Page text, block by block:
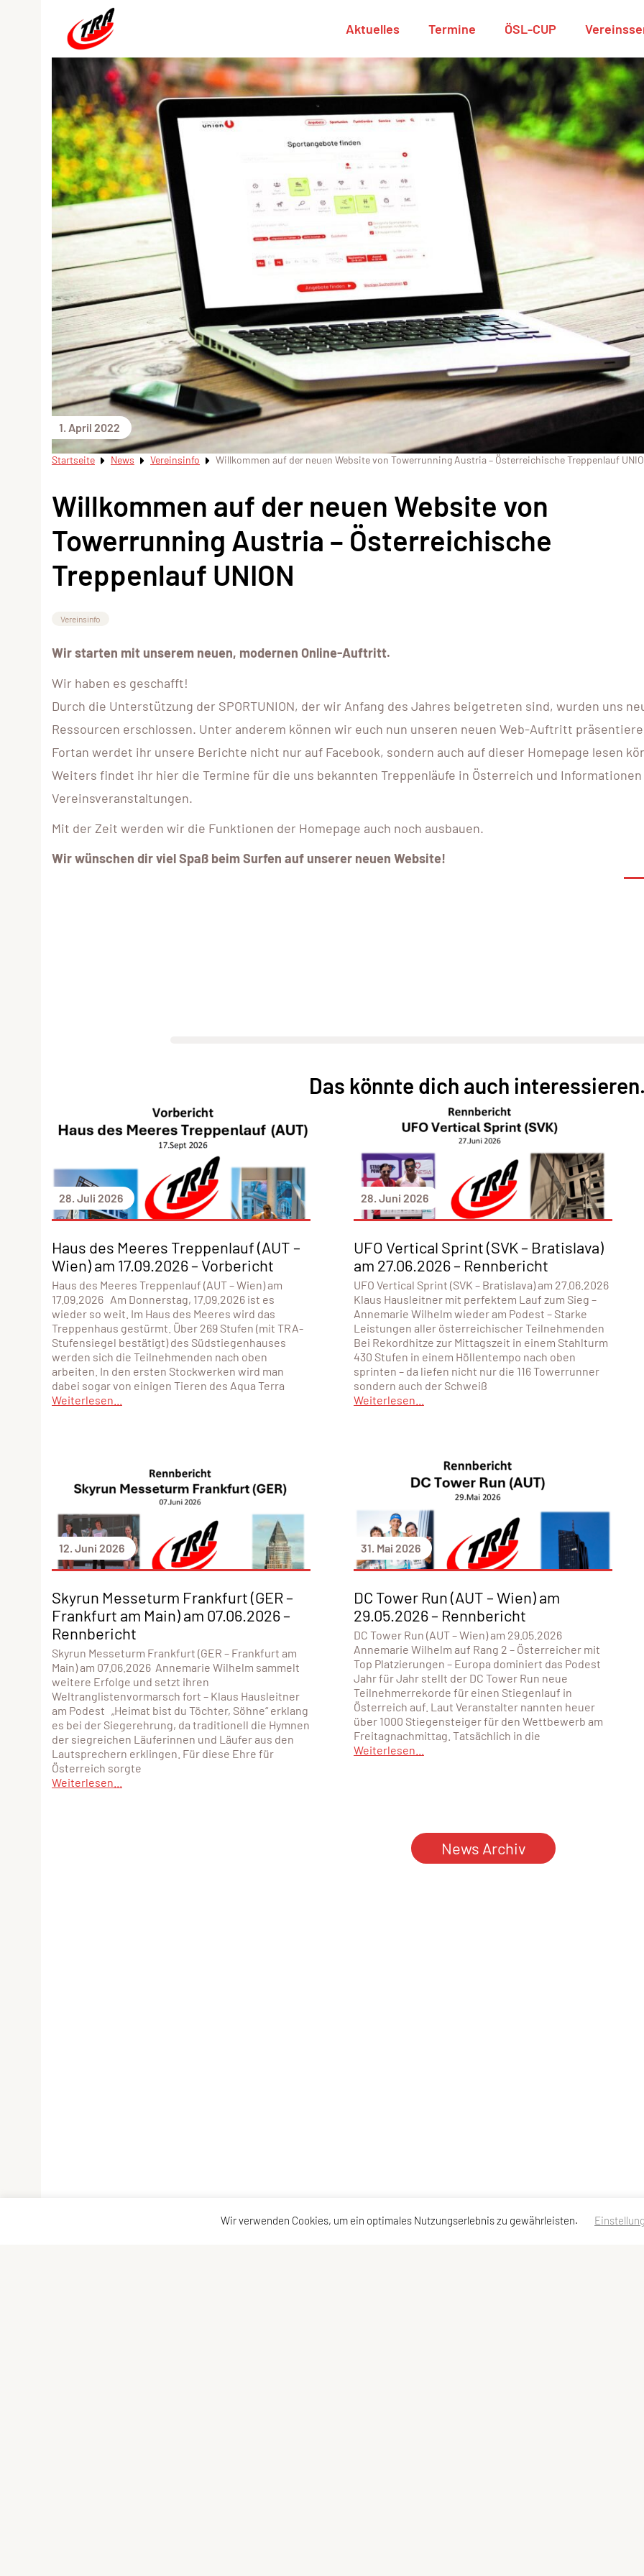
Aktuelles Termine ÖSL-CUP
1. April 2022
Startseite News Vereinsinfo Willkommen auf der neuen Website von Towerrunning Austria – Österreichische Treppenlauf
Willkommen auf der neuen Website von
Towerrunning Austria – Österreichische
Treppenlauf UNION
Vereinsinfo
Wir starten mit unserem neuen, modernen Online-Auftritt.
Wir haben es geschafft!
Durch die Unterstützung der SPORTUNION, der wir Anfang des Jahres beigetreten sind, wurden uns
Ressourcen erschlossen. Unter anderem können wir euch nun unseren neuen Web-Auftritt
Fortan werdet ihr unsere Berichte nicht nur auf Facebook, sondern auch auf dieser Homepage lesen
Weiters findet ihr hier die Termine für die uns bekannten Treppenläufe in Österreich und Informationen
Vereinsveranstaltungen.
Mit der Zeit werden wir die Funktionen der Homepage auch noch ausbauen.
Wir wünschen dir viel Spaß beim Surfen auf unserer neuen Website!
Das könnte dich auch
28. Juli 2026
Haus des Meeres Treppenlauf (AUT –
Wien) am 17.09.2026 – Vorbericht
Haus des Meeres Treppenlauf (AUT – Wien) am
17.09.2026 Am Donnerstag, 17.09.2026 ist es
wieder so weit. Im Haus des Meeres wird das
Treppenhaus gestürmt. Über 269 Stufen (mit TRA-
Stufensiegel bestätigt) des Südstiegenhauses
werden sich die Teilnehmenden nach oben
arbeiten. In den ersten Stockwerken wird man
dabei sogar von einigen Tieren des Aqua Terra
Weiterlesen...
28. Juni 2026
UFO Vertical Sprint (SVK – Bratislava)
am 27.06.2026 – Rennbericht
UFO Vertical Sprint (SVK – Bratislava) am 27.06.2026
Klaus Hausleitner mit perfektem Lauf zum Sieg –
Annemarie Wilhelm wieder am Podest – Starke
Leistungen aller österreichischer Teilnehmenden
Bei Rekordhitze zur Mittagszeit in einem Stahlturm
430 Stufen in einem Höllentempo nach oben
sprinten – da liefen nicht nur die 116 Towerrunner
sondern auch der Schweiß
Weiterlesen...
12. Juni 2026
Skyrun Messeturm Frankfurt (GER –
Frankfurt am Main) am 07.06.2026 –
Rennbericht
Skyrun Messeturm Frankfurt (GER – Frankfurt am
Main) am 07.06.2026 Annemarie Wilhelm sammelt
weitere Erfolge und setzt ihren
Weltranglistenvormarsch fort – Klaus Hausleitner
am Podest „Heimat bist du Töchter, Söhne“ erklang
es bei der Siegerehrung, da traditionell die Hymnen
der siegreichen Läuferinnen und Läufer aus den
Lautsprechern erklingen. Für diese Ehre für
Österreich sorgte
Weiterlesen...
31. Mai 2026
DC Tower Run (AUT – Wien) am
29.05.2026 – Rennbericht
DC Tower Run (AUT – Wien) am 29.05.2026
Annemarie Wilhelm auf Rang 2 – Österreicher mit
Top Platzierungen – Europa dominiert das Podest
Jahr für Jahr stellt der DC Tower Run neue
Teilnehmerrekorde für einen Stiegenlauf in
Österreich auf. Laut Veranstalter nannten heuer
über 1000 Stiegensteiger für den Wettbewerb am
Freitagnachmittag. Tatsächlich in die
Weiterlesen...
News Archiv
Wir verwenden Cookies, um ein optimales Nutzungserlebnis zu gewährleisten.